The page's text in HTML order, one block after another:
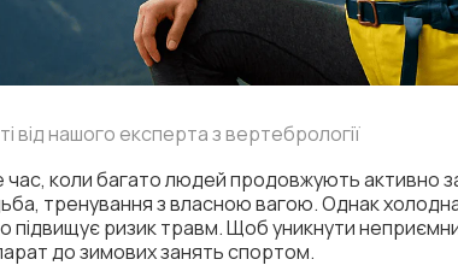
від нашого експерта з вертебрології
коли багато людей продовжують активно
тренування з власною вагою. Однак
підвищує ризик травм. Щоб уникнути
до зимових занять спортом.